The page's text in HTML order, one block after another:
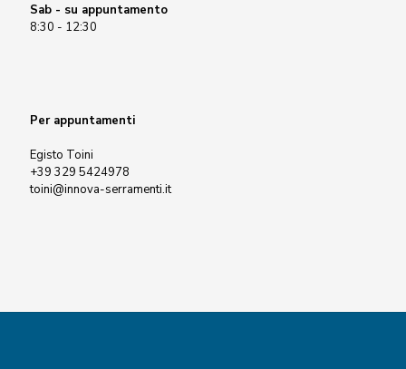
Sab - su appuntamento
8:30 - 12:30
Per appuntamenti
Egisto Toini
+39 329 5424978
toini@innova-serramenti.it